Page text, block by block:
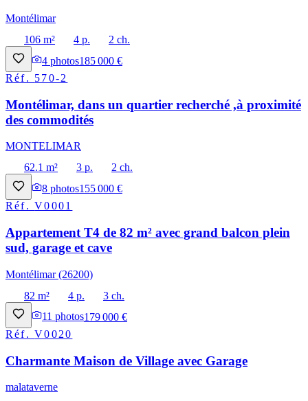
Montélimar
106 m²
4 p.
2 ch.
4 photos185 000 €
Réf. 570-2
Montélimar, dans un quartier recherché ,à proximité
des commodités
MONTELIMAR
62.1 m²
3 p.
2 ch.
8 photos155 000 €
Réf.V0001
Appartement T4 de 82 m² avec grand balcon plein
sud, garage et cave
Montélimar (26200)
82 m²
4 p.
3 ch.
11 photos179 000 €
Réf.V0020
Charmante Maison de Village avec Garage
malataverne